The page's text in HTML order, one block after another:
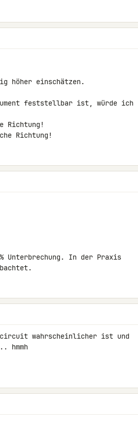
höher einschätzen.
feststellbar ist, würde ich
Richtung!
Richtung!
Unterbrechung. In der Praxis
wahrscheinlicher ist und